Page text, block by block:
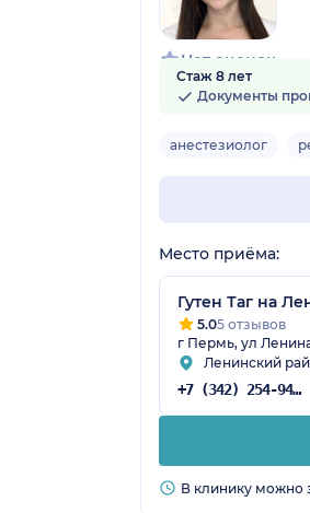
Нет оценок
Стаж 8 лет
Документы
анестезиолог
Место приёма:
Гутен Таг на
5.05 отзывов
г Пермь, ул
Ленинский
+7 (342) 254-94-65
В клинику можно